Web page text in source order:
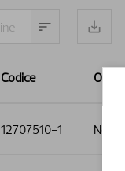
Codice
12707510-1 Nero